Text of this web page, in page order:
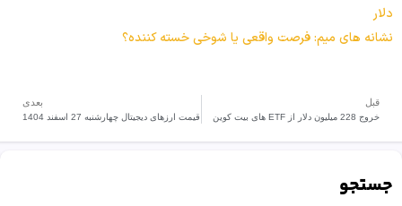
دلار
نشانه های میم: فرصت واقعی یا شوخی خسته کننده؟
قبل
خروج 228 میلیون دلار از ETF های بیت کوین
بعدی
‌‏قیمت ارزهای دیجیتال چهارشنبه 27 اسفند 1404
جستجو